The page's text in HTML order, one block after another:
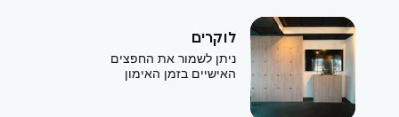
לוקרים
ניתן לשמור את החפצים
האישיים בזמן האימון